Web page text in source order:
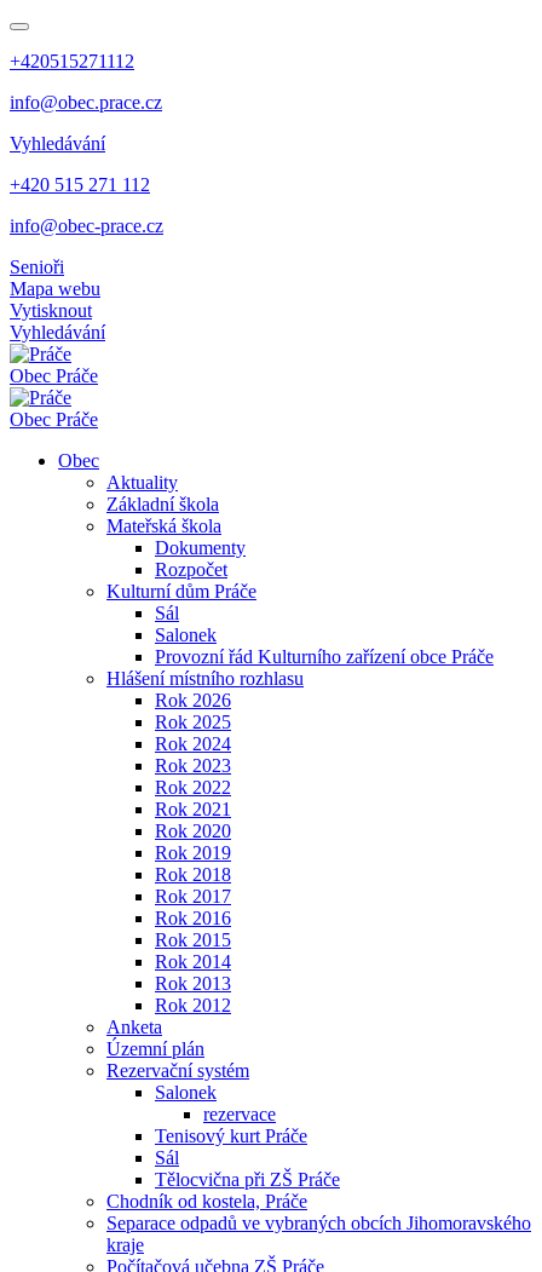
+420515271112
info@obec.prace.cz
Vyhledávání
+420 515 271 112
info@obec-prace.cz
Senioři
Mapa webu
Vytisknout
Vyhledávání
Obec Práče
Obec Práče
Obec
Aktuality
Základní škola
Mateřská škola
Dokumenty
Rozpočet
Kulturní dům Práče
Sál
Salonek
Provozní řád Kulturního zařízení obce Práče
Hlášení místního rozhlasu
Rok 2026
Rok 2025
Rok 2024
Rok 2023
Rok 2022
Rok 2021
Rok 2020
Rok 2019
Rok 2018
Rok 2017
Rok 2016
Rok 2015
Rok 2014
Rok 2013
Rok 2012
Anketa
Územní plán
Rezervační systém
Salonek
rezervace
Tenisový kurt Práče
Sál
Tělocvična při ZŠ Práče
Chodník od kostela, Práče
Separace odpadů ve vybraných obcích Jihomoravského
kraje
Počítačová učebna ZŠ Práče